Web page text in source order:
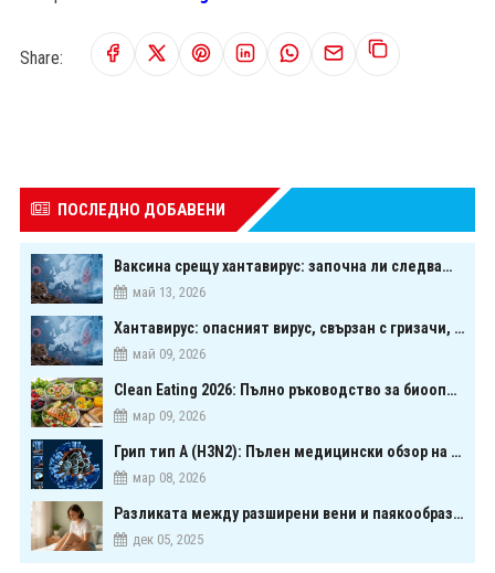
Share:
ПОСЛЕДНО ДОБАВЕНИ
Ваксина срещу хантавирус: започна ли следващата голяма надпревара в медицината?
май 13, 2026
Хантавирус: опасният вирус, свързан с гризачи, който предизвика тревога в Европа
май 09, 2026
Clean Eating 2026: Пълно ръководство за биооптимизация чрез хранене
мар 09, 2026
Грип тип A (H3N2): Пълен медицински обзор на сезонния щам през 2026 г.
мар 08, 2026
Разликата между разширени вени и паякообразни вени - и как наистина можете да ги предотвратите
дек 05, 2025